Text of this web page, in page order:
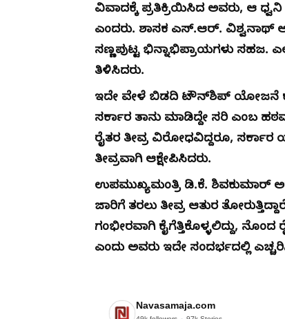
ವಿವಾದಕ್ಕೆ ಪ್ರತಿಕ್ರಿಯಿಸಿದ ಅವರು, ಆ ಧ್ವನಿ
ಎಂದರು. ಶಾಸಕ ಎಸ್.ಆರ್. ವಿಶ್ವನಾಥ್
ಸಣ್ಣಪುಟ್ಟ ಭಿನ್ನಾಭಿಪ್ರಾಯಗಳು ಸಹಜ.
ತಿಳಿಸಿದರು.
​ಇದೇ ವೇಳೆ ಬಿಡದಿ ಟೌನ್‌ಶಿಪ್ ಯೋಜನೆ
ಸರ್ಕಾರ ತಾನು ಮಾಡಿದ್ದೇ ಸರಿ ಎಂಬ
ರೈತರ ತೀವ್ರ ವಿರೋಧವಿದ್ದರೂ, ಸರ್ಕಾರ
ತೀವ್ರವಾಗಿ ಆಕ್ಷೇಪಿಸಿದರು.
​ಉಪಮುಖ್ಯಮಂತ್ರಿ ಡಿ.ಕೆ. ಶಿವಕುಮಾರ್
ಜಾರಿಗೆ ತರಲು ತೀವ್ರ ಆತುರ
ಗಂಭೀರವಾಗಿ ಕೈಗೆತ್ತಿಕೊಳ್ಳಲಿದ್ದು,
ಎಂದು ಅವರು ಇದೇ ಸಂದರ್ಭದಲ್ಲಿ
Navasamaja.com